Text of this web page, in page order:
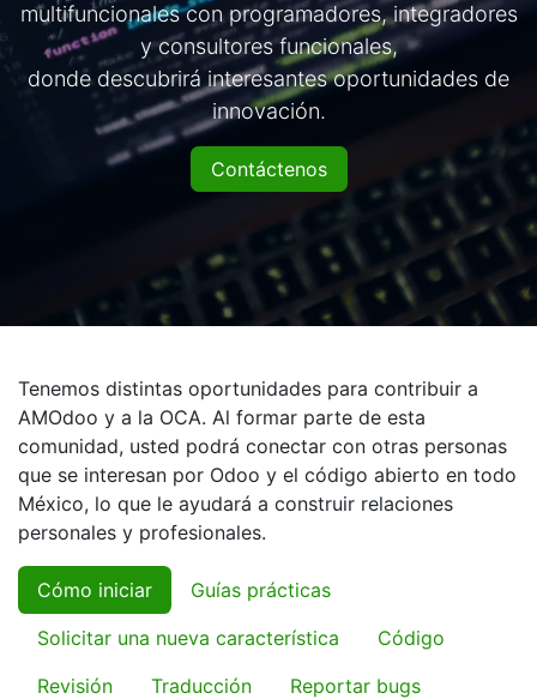
multifuncionales con programadores, integradores
y consultores funcionales,
donde descubrirá interesantes oportunidades de
innovación.
Contáctenos
Tenemos distintas oportunidades para contribuir a
AMOdoo y a la OCA. Al formar parte de esta
comunidad, usted podrá conectar con otras personas
que se interesan por Odoo y el código abierto en todo
México, lo que le ayudará a construir relaciones
personales y profesionales.
Cómo iniciar
Guías prácticas
Solicitar una nueva característica
Código
Revisión
Traducción Reportar bugs